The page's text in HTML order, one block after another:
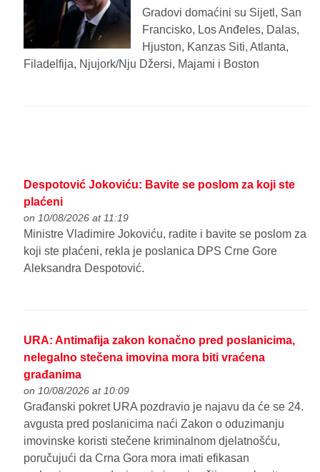
Gradovi domaćini su Sijetl, San
Francisko, Los Anđeles, Dalas,
Hjuston, Kanzas Siti, Atlanta,
Filadelfija, Njujork/Nju Džersi, Majami i Boston
Despotović Jokoviću: Bavite se poslom za koji ste
plaćeni
on 10/08/2026 at 11:19
Ministre Vladimire Jokoviću, radite i bavite se poslom za
koji ste plaćeni, rekla je poslanica DPS Crne Gore
Aleksandra Despotović.
URA: Antimafija zakon konačno pred poslanicima,
nelegalno stečena imovina mora biti vraćena
građanima
on 10/08/2026 at 10:09
Građanski pokret URA pozdravio je najavu da će se 24.
avgusta pred poslanicima naći Zakon o oduzimanju
imovinske koristi stečene kriminalnom djelatnošću,
poručujući da Crna Gora mora imati efikasan